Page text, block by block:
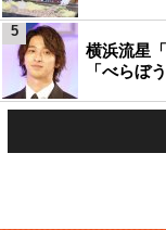
横浜流星
「べらぼ
5